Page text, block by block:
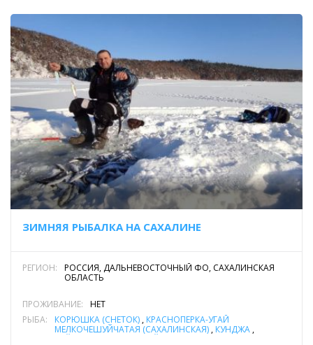
ЗИМНЯЯ РЫБАЛКА НА САХАЛИНЕ
РЕГИОН:
РОССИЯ, ДАЛЬНЕВОСТОЧНЫЙ ФО, САХАЛИНСКАЯ
ОБЛАСТЬ
ПРОЖИВАНИЕ:
НЕТ
РЫБА:
КОРЮШКА (СНЕТОК) , КРАСНОПЁРКА-УГАЙ
МЕЛКОЧЕШУЙЧАТАЯ (САХАЛИНСКАЯ) , КУНДЖА ,